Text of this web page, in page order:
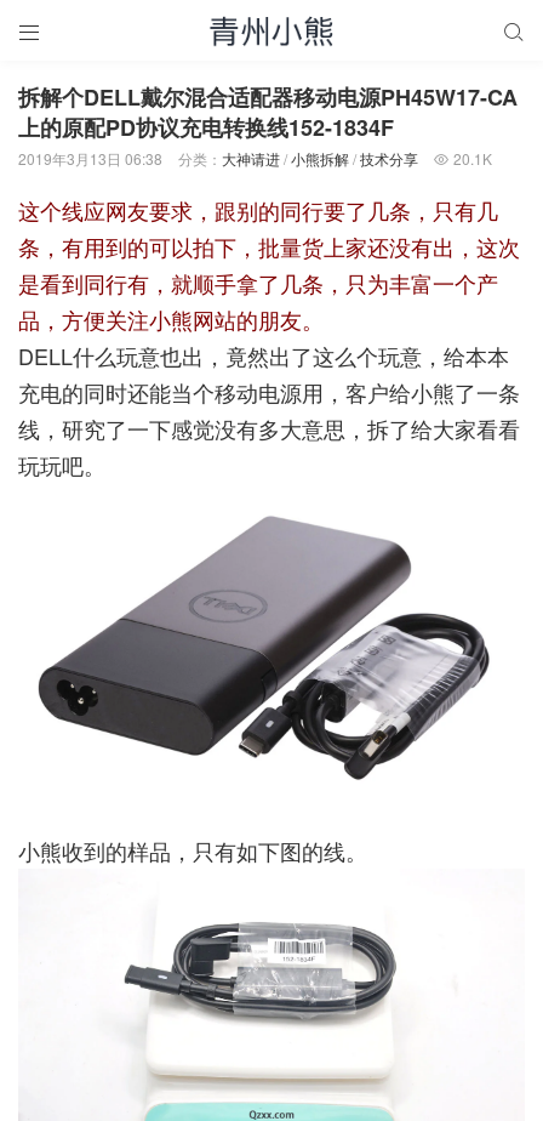
 
拆解个DELL戴尔混合适配器移动电源PH45W17-CA
上的原配PD协议充电转换线152-1834F
2019年3月13日 06:38 分类： 大神请进/小熊拆解/技术分享  20.1K
这个线应网友要求，跟别的同行要了几条，只有几
条，有用到的可以拍下，批量货上家还没有出，这次
是看到同行有，就顺手拿了几条，只为丰富一个产
品，方便关注小熊网站的朋友。
DELL什么玩意也出，竟然出了这么个玩意，给本本
充电的同时还能当个移动电源用，客户给小熊了一条
线，研究了一下感觉没有多大意思，拆了给大家看看
玩玩吧。
小熊收到的样品，只有如下图的线。